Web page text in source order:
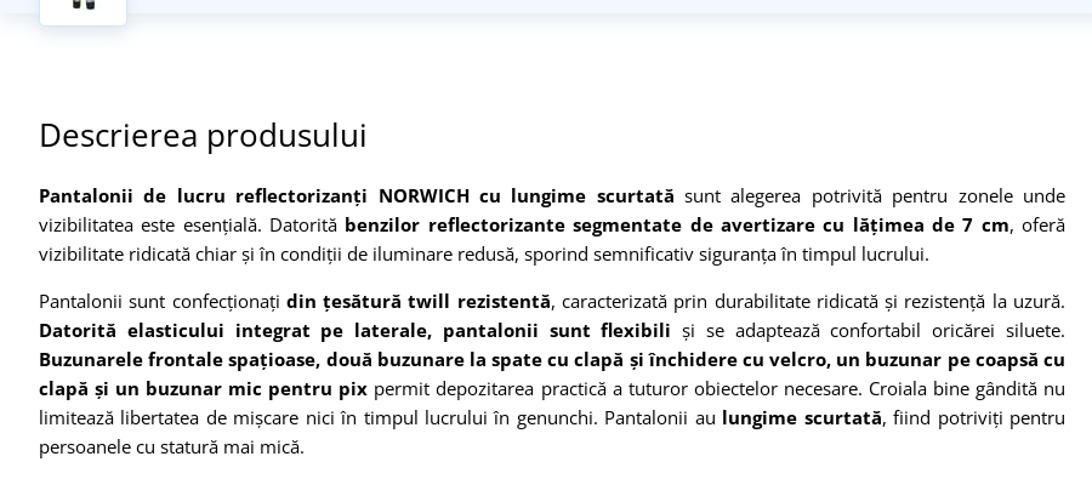
Descrierea produsului
Pantalonii de lucru reflectorizanți NORWICH cu lungime scurtată sunt alegerea potrivită pentru zonele unde
vizibilitatea este esențială. Datorită benzilor reflectorizante segmentate de avertizare cu lățimea de 7 cm, oferă
vizibilitate ridicată chiar și în condiții de iluminare redusă, sporind semnificativ siguranța în timpul lucrului.
Pantalonii sunt confecționați din țesătură twill rezistentă, caracterizată prin durabilitate ridicată și rezistență la uzură.
Datorită elasticului integrat pe laterale, pantalonii sunt flexibili și se adaptează confortabil oricărei siluete.
Buzunarele frontale spațioase, două buzunare la spate cu clapă și închidere cu velcro, un buzunar pe coapsă cu
clapă și un buzunar mic pentru pix permit depozitarea practică a tuturor obiectelor necesare. Croiala bine gândită nu
limitează libertatea de mișcare nici în timpul lucrului în genunchi. Pantalonii au lungime scurtată, fiind potriviți pentru
persoanele cu statură mai mică.